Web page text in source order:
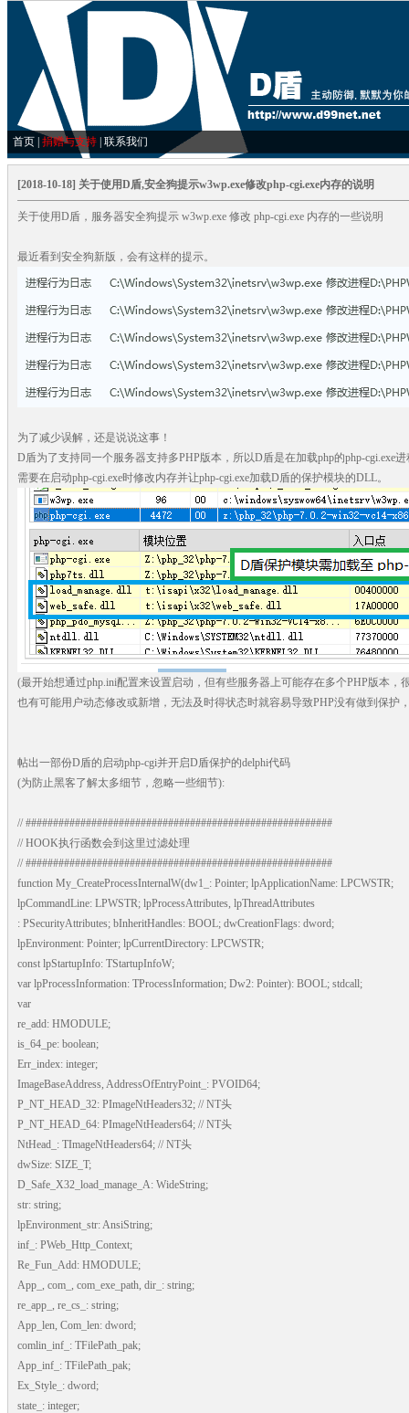
首页 捐赠与支持 联系我们
[2018-10-18] 关于使用D盾,安全狗提示w3wp.exe修改php-cgi.exe内存的说明
关于使用D盾，服务器安全狗提示 w3wp.exe 修改 php-cgi.exe 内存的一些说明
最近看到安全狗新版，会有这样的提示。
为了减少误解，还是说说这事！
D盾为了支持同一个服务器支持多PHP版本，所以D盾是在加载php的php-cgi.exe
需要在启动php-cgi.exe时修改内存并让php-cgi.exe加载D盾的保护模块的DLL。
(最开始想通过php.ini配置来设置启动，但有些服务器上可能存在多个PHP版本，
也有可能用户动态修改或新增，无法及时得状态时就容易导致PHP没有做到保护
帖出一部份D盾的启动php-cgi并开启D盾保护的delphi代码
(为防止黑客了解太多细节，忽略一些细节):
// ########################################################
// HOOK执行函数会到这里过滤处理
// ########################################################
function My_CreateProcessInternalW(dw1_: Pointer; lpApplicationName: LPCWSTR;
lpCommandLine: LPWSTR; lpProcessAttributes, lpThreadAttributes
: PSecurityAttributes; bInheritHandles: BOOL; dwCreationFlags: dword;
lpEnvironment: Pointer; lpCurrentDirectory: LPCWSTR;
const lpStartupInfo: TStartupInfoW;
var lpProcessInformation: TProcessInformation; Dw2: Pointer): BOOL; stdcall;
var
re_add: HMODULE;
is_64_pe: boolean;
Err_index: integer;
ImageBaseAddress, AddressOfEntryPoint_: PVOID64;
P_NT_HEAD_32: PImageNtHeaders32; // NT头
P_NT_HEAD_64: PImageNtHeaders64; // NT头
NtHead_: TImageNtHeaders64; // NT头
dwSize: SIZE_T;
D_Safe_X32_load_manage_A: WideString;
str: string;
lpEnvironment_str: AnsiString;
inf_: PWeb_Http_Context;
Re_Fun_Add: HMODULE;
App_, com_, com_exe_path, dir_: string;
re_app_, re_cs_: string;
App_len, Com_len: dword;
comlin_inf_: TFilePath_pak;
App_inf_: TFilePath_pak;
Ex_Style_: dword;
state_: integer;